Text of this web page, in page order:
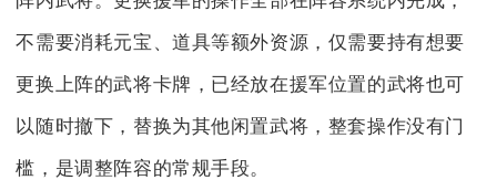
不需要消耗元宝、道具等额外资源，仅需要持有想要
更换上阵的武将卡牌，已经放在援军位置的武将也可
以随时撤下，替换为其他闲置武将，整套操作没有门
槛，是调整阵容的常规手段。